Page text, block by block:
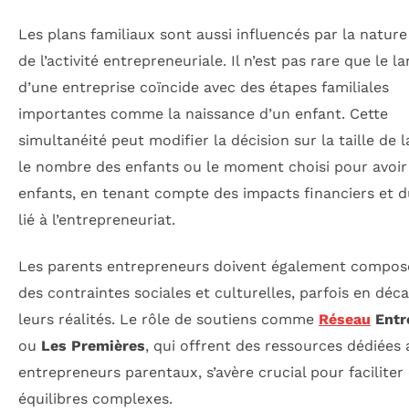
Les plans familiaux sont aussi influencés par la
de l’activité entrepreneuriale. Il n’est pas rare que le
d’une entreprise coïncide avec des étapes familiales
importantes comme la naissance d’un enfant. Cette
simultanéité peut modifier la décision sur la taille de
le nombre des enfants ou le moment choisi pour
enfants, en tenant compte des impacts financiers et
lié à l’entrepreneuriat.
Les parents entrepreneurs doivent également
des contraintes sociales et culturelles, parfois en
leurs réalités. Le rôle de soutiens comme Réseau
ou Les Premières, qui offrent des ressources dédiées
entrepreneurs parentaux, s’avère crucial pour faciliter
équilibres complexes.